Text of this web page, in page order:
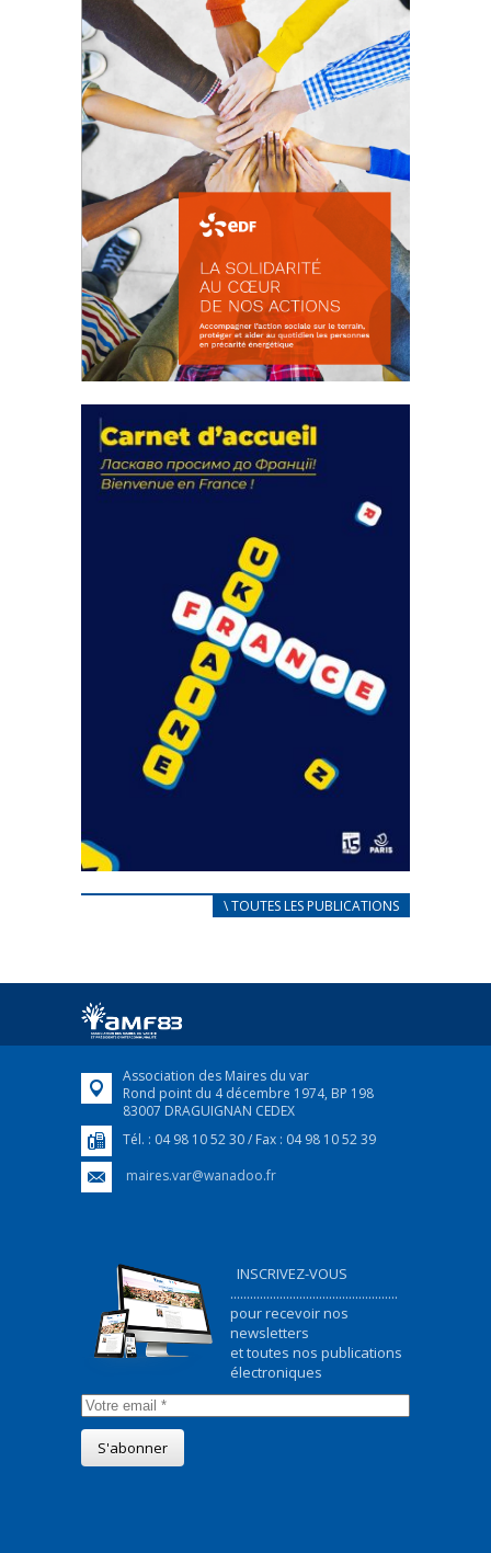
FEUILLETER
actions
18 septembre 2023
FEUILLETER
CARNET D’ACCUEIL
Afin d’accompagner au mieux les réfugiés
FEUILLETER
\ TOUTES LES PUBLICATIONS
Association des Maires du var
Rond point du 4 décembre 1974, BP 198
83007 DRAGUIGNAN CEDEX
Tél. : 04 98 10 52 30 / Fax : 04 98 10 52 39
maires.var@wanadoo.fr
INSCRIVEZ-VOUS
...................................................
pour recevoir nos
newsletters
et toutes nos publications
électroniques